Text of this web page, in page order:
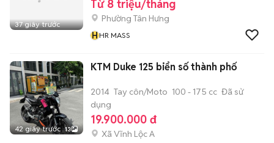
37 giây trước
Từ 8 triệu/tháng
Phường Tân Hưng
HHR MASS
42 giây trước 13
KTM Duke 125 biển số thành phố
2014 Tay côn/Moto 100 - 175 cc Đã sử
dụng
19.900.000 đ
Xã Vĩnh Lộc A